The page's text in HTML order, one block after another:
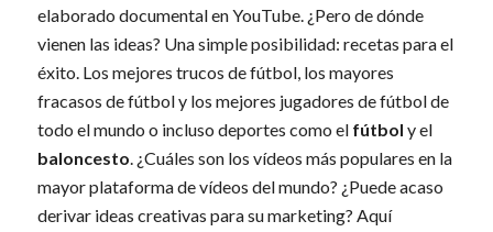
elaborado documental en YouTube. ¿Pero de dónde
vienen las ideas? Una simple posibilidad: recetas para el
éxito. Los mejores trucos de fútbol, los mayores
fracasos de fútbol y los mejores jugadores de fútbol de
todo el mundo o incluso deportes como elfútbol y el
baloncesto. ¿Cuáles son los vídeos más populares en la
mayor plataforma de vídeos del mundo? ¿Puede acaso
derivar ideas creativas para su marketing? Aquí